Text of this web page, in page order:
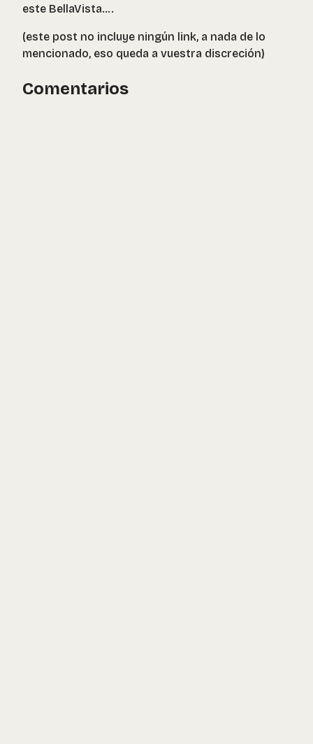
este BellaVista….
(este post no incluye ningún link, a nada de lo
mencionado, eso queda a vuestra discreción)
Comentarios